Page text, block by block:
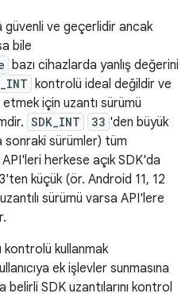
güvenli ve geçerlidir ancak
bile
bazı cihazlarda yanlış değerini
kontrolü ideal değildir ve
için uzantı sürümü
SDK_INT 33 'den büyük
sürümler) tüm
herkese açık SDK'da
küçük (ör. Android 11, 12
sürümü varsa API'lere
kontrolü kullanmak
ek işlevler sunmasına
SDK uzantılarını kontrol